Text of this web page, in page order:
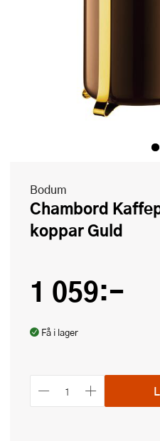
Bodum
Chambord Kaffepress 1 L 8
koppar Guld
1 059:-
Få i lager